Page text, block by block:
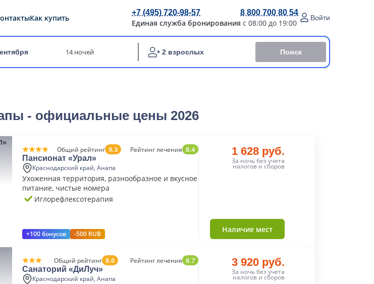
Как купить
+7 (495) 720-98-57 8 800 700 80 54
Единая служба бронирования с 08:00 до 19:00
Войти
14 ночей 2 взрослых Поиск
- официальные цены 2026
Общий рейтинг 9.3 Рейтинг лечения 8.4
Пансионат «Урал»
Краснодарский край, Анапа
Ухоженная территория, разнообразное и вкусное
питание, чистые номера
Иглорефлексотерапия
+100 бонусов -500 RUB
1 628 руб.
За ночь без учета
налогов и сборов
Наличие мест
Общий рейтинг 8.6 Рейтинг лечения 8.7
Санаторий «ДиЛуч»
Краснодарский край, Анапа
3 920 руб.
За ночь без учета
налогов и сборов